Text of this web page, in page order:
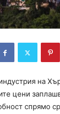
на
цени
спрямо